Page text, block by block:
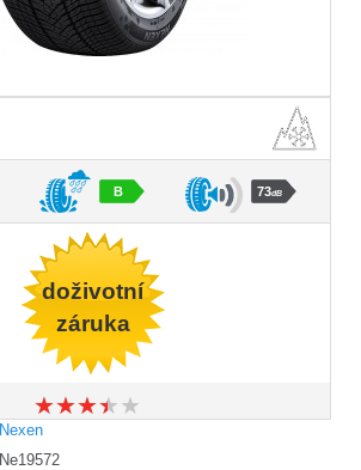
B 73dB
doživotní
záruka
★★★★★
★★★★★
Nexen
Ne19572